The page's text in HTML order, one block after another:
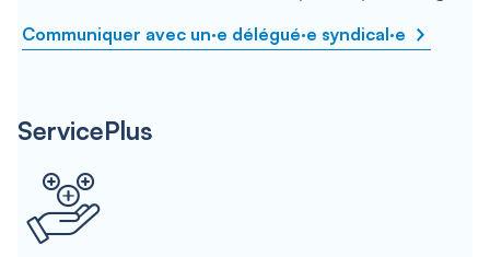
Communiquer avec un·e délégué·e syndical·e
ServicePlus